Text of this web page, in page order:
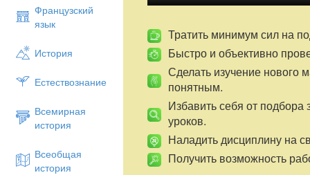
Французский
язык
История
Естествознание
Всемирная
история
Всеобщая
история
Тратить минимум сил на
Быстро и объективно
Сделать изучение нового
понятным.
Избавить себя от подбора
уроков.
Наладить дисциплину на
Получить возможность